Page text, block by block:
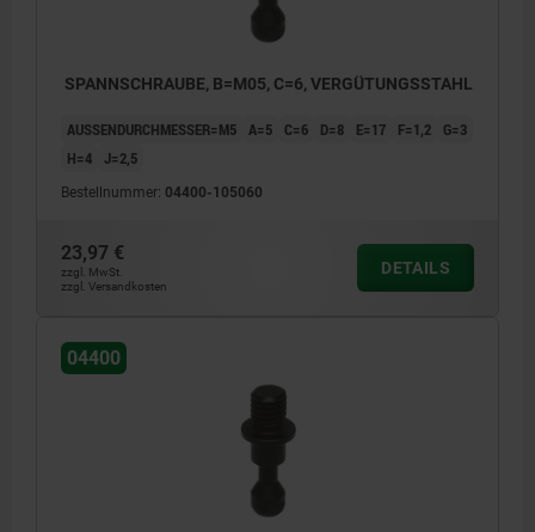
SPANNSCHRAUBE, B=M05, C=6, VERGÜTUNGSSTAHL
AUSSENDURCHMESSER=M5 A=5 C=6 D=8 E=17 F=1,2
G=3
H=4
J=2,5
Bestellnummer: 04400-105060
23,97 €
zzgl. MwSt.
zzgl. Versandkosten
DETAILS
04400